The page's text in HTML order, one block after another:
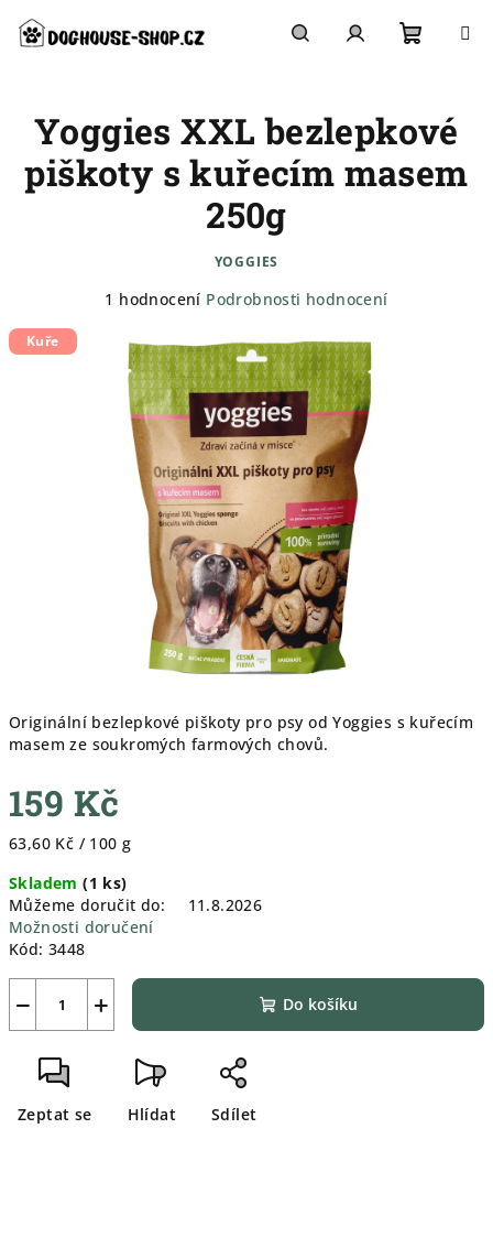
obsah
košík
Originální bezlepkové piškoty pro psy od Yoggies s kuřecím
masem ze soukromých farmových chovů.
159 Kč
Měrná
63,60 Kč / 100 g
Skladem(1 ks)
Můžeme doručit do:
11.8.2026
Možnosti doručení
Kód: 3448
+
− Do košíku
Zeptat se Hlídat Sdílet
Yoggies XXL bezlepkové
piškoty s kuřecím masem
250g
YOGGIES
Průměrné
produktu
hvězdiček.
1 hodnocení Podrobnosti hodnocení
Kuře